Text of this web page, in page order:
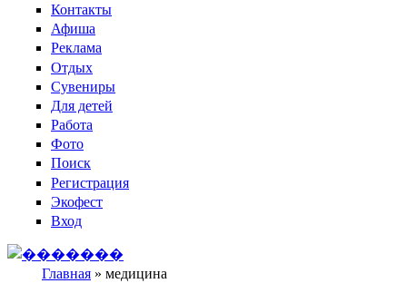
Контакты
Афиша
Реклама
Отдых
Сувениры
Для детей
Работа
Фото
Поиск
Регистрация
Экофест
Вход
Главная » медицина